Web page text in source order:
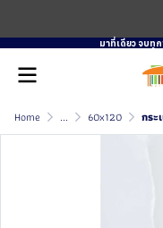
มาที่เดียว จบทุ
Home ... 60x120 กระ